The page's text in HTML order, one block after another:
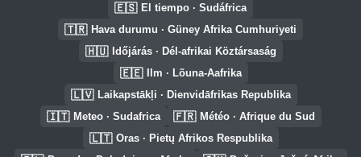
🇪🇸 El tiempo · Sudáfrica
🇹🇷 Hava durumu · Güney Afrika Cumhuriyeti
🇭🇺 Időjárás · Dél-afrikai Köztársaság
🇪🇪 Ilm · Lõuna-Aafrika
🇱🇻 Laikapstākļi · Dienvidāfrikas Republika
🇮🇹 Meteo · Sudafrica 🇫🇷 Météo · Afrique du Sud
🇱🇹 Oras · Pietų Afrikos Respublika